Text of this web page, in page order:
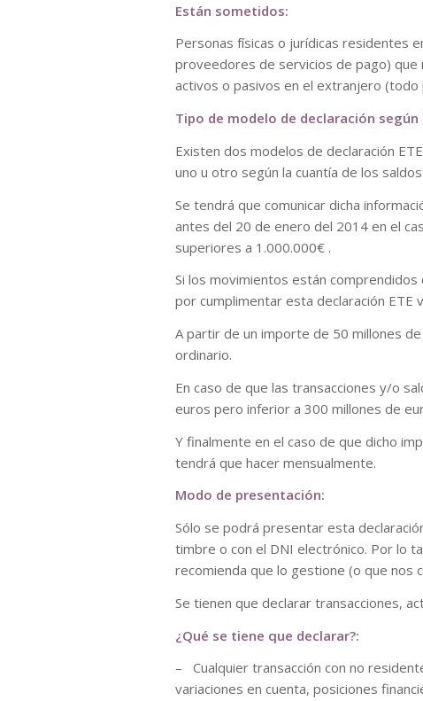
Están sometidos:
Personas físicas o jurídicas residentes
proveedores de servicios de pago) que
activos o pasivos en el extranjero (todo
Tipo de modelo de declaración
Existen dos modelos de declaración
uno u otro según la cuantía de los
Se tendrá que comunicar dicha
antes del 20 de enero del 2014 en el
superiores a 1.000.000€ .
Si los movimientos están
por cumplimentar esta declaración ETE
A partir de un importe de 50 millones
ordinario.
En caso de que las transacciones y/o
euros pero inferior a 300 millones de
Y finalmente en el caso de que dicho
tendrá que hacer mensualmente.
Modo de presentación:
Sólo se podrá presentar esta
timbre o con el DNI electrónico. Por lo
recomienda que lo gestione (o que nos
Se tienen que declarar transacciones,
¿Qué se tiene que declarar?:
– Cualquier transacción con no
variaciones en cuenta, posiciones